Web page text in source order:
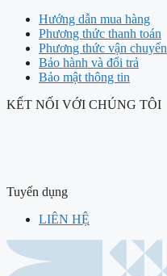
Hướng dẫn mua hàng
Phương thức thanh toán
Phương thức vận chuyển
Bảo hành và đổi trả
Bảo mật thông tin
KẾT NỐI VỚI CHÚNG TÔI
Tuyển dụng
LIÊN HỆ